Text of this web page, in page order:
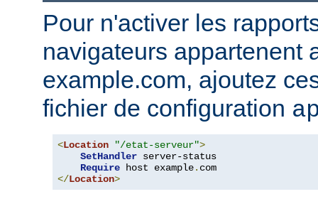
Pour n'activer les
navigateurs appartenent
example.com, ajoutez
fichier de configuration
<Location "/etat-serveur">
SetHandler server-status
Require host example.
</Location>